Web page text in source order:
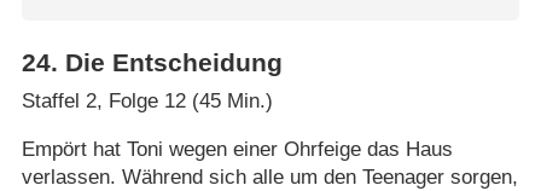
24. Die Entscheidung
Staffel 2, Folge 12 (45 Min.)
Empört hat Toni wegen einer Ohrfeige das Haus
verlassen. Während sich alle um den Teenager sorgen,